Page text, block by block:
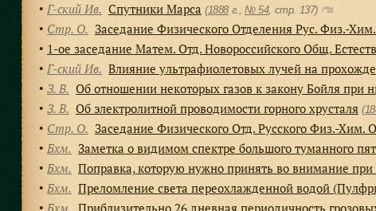
● Г-ский Ив. Спутники Марса (1888 г.,№ 54, cтр. 137)
● Стр. О. Заседание Физического Отделения Рус. Физ.-
● 1-ое заседание Матем. Отд. Новороссийского Общ.
● Г-ский Ив. Влияние ультрафиолетовых лучей на
● З. В. Об отношении некоторых газов к закону Бойля при
● З. В. Об электролитной проводимости горного хрусталя (
● Стр. О. Заседание Физического Отд. Русского Физ.-Хим.
● Бхм. Заметка о видимом спектре большого туманного
● Бхм. Поправка, которую нужно принять во внимание при
● Бхм. Преломление света переохлажденной водой
● Бхм. Приблизительно 26 дневная периодичность